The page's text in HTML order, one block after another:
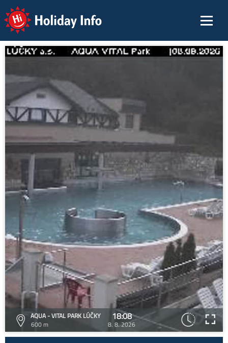
Holiday Info
AQUA - VITAL PARK LÚČKY
600 m
18:08
8. 8. 2026